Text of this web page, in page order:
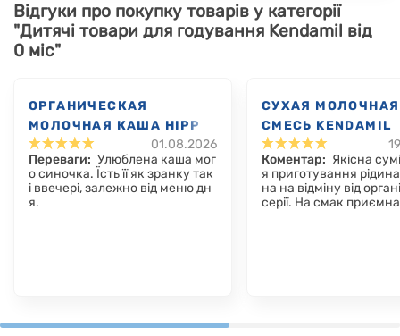
Відгуки про покупку товарів у категорії
"Дитячі товари для годування Kendamil від
0 міс"
ОРГАНИЧЕСКАЯ
МОЛОЧНАЯ КАША HIPP
ОВСЯНАЯ С ЯБЛОКОМ, С
5 МЕС., 250 Г
01.08.2026
Переваги: Улюблена каша мог
о синочка. Їсть її як зранку так
і ввечері, залежно від меню дн
я.
СУХАЯ МОЛОЧНАЯ
СМЕСЬ KENDAMIL
CLASSIC 1, 0-6
800 Г
Коментар: Якісна
я приготування
на на відміну від
серії. На смак